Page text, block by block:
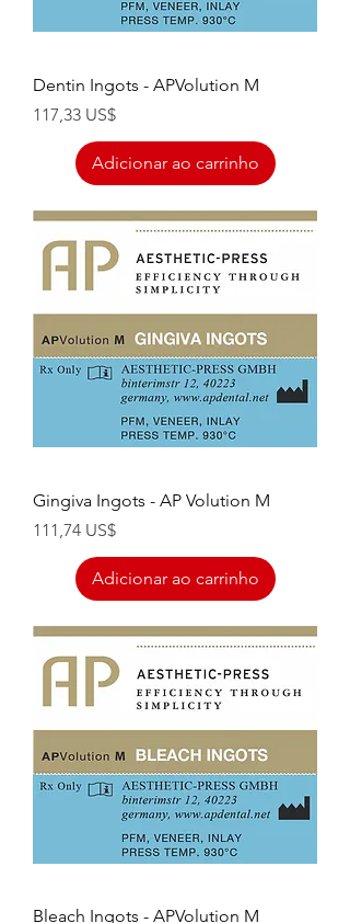
Dentin Ingots - APVolution M
Preço
117,33 US$
Adicionar ao carrinho
Gingiva Ingots - AP Volution M
Preço
111,74 US$
Adicionar ao carrinho
Bleach Ingots - APVolution M